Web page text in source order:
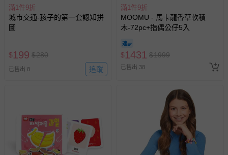
滿1件9折
城市交通-孩子的第一套認知拼
圖
$199 $280
已售出 8 追蹤
滿1件9折
MOOMU - 馬卡龍香草軟積
木-72pc+指偶公仔5入
$1431 $1999
已售出 38